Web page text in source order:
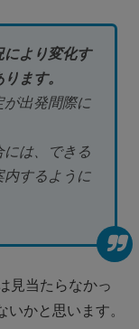
により変化す
ます。
が出発間際に
には、できる
内するように
見当たらなかっ
かと思います。